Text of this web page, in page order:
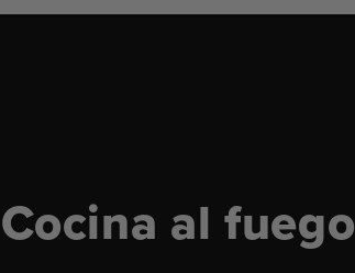
Cocina al fuego